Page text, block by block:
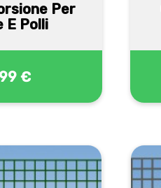
Per
E Polli
€